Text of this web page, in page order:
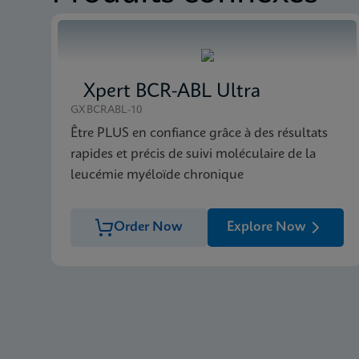
MSDS/FDS Xpert BCR-ABL Ultra
Xpert BCR-ABL Ultra
GXBCRABL-10
Être PLUS en confiance grâce à des résultats
rapides et précis de suivi moléculaire de la
leucémie myéloïde chronique
Order Now Explore Now